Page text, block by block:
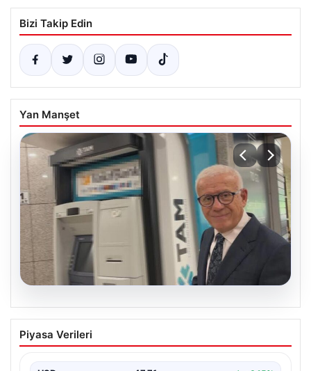
Bizi Takip Edin
Yan Manşet
06.08.2026
Ertuğrul Özkök’ün Hakaret İddiaları
Üzerine İfade Verdiği Detaylar
Piyasa Verileri